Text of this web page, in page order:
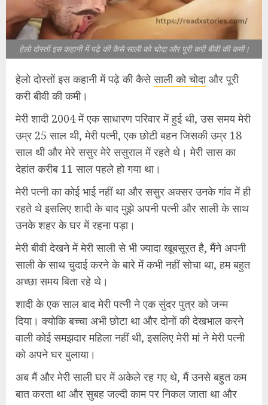
हेलो दोस्तों इस कहानी में पढ़े की कैसे साली को चोदा और पूरी करी बीवी की कमी।
हेलो दोस्तों इस कहानी में पढ़े की कैसेसाली को चोदाऔर पूरी
करी बीवी की कमी।
मेरी शादी 2004 में एक साधारण परिवार में हुई थी, उस समय मेरी
उम्र 25 साल थी, मेरी पत्नी, एक छोटी बहन जिसकी उम्र 18
साल थी और मेरे ससुर मेरे ससुराल में रहते थे। मेरी सास का
देहांत करीब 11 साल पहले हो गया था।
मेरी पत्नी का कोई भाई नहीं था और ससुर अक्सर उनके गांव में ही
रहते थे इसलिए शादी के बाद मुझे अपनी पत्नी और साली के साथ
उनके शहर के घर में रहना पड़ा।
मेरी बीवी देखने में मेरी साली से भी ज्यादा खूबसूरत है, मैंने अपनी
साली के साथ चुदाई करने के बारे में कभी नहीं सोचा था, हम बहुत
अच्छा समय बिता रहे थे।
शादी के एक साल बाद मेरी पत्नी ने एक सुंदर पुत्र को जन्म
दिया। क्योकि बच्चा अभी छोटा था और दोनों की देखभाल करने
वाली कोई समझदार महिला नहीं थी, इसलिए मेरी मां ने मेरी पत्नी
को अपने घर बुलाया।
अब मैं और मेरी साली घर में अकेले रह गए थे, मैं उनसे बहुत कम
बात करता था और सुबह जल्दी काम पर निकल जाता था और